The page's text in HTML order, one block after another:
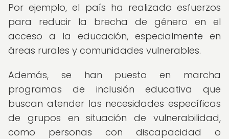
Por ejemplo, el país ha realizado esfuerzos
para reducir la brecha de género en el
acceso a la educación, especialmente en
áreas rurales y comunidades vulnerables.
Además, se han puesto en marcha
programas de inclusión educativa que
buscan atender las necesidades específicas
de grupos en situación de vulnerabilidad,
como personas con discapacidad o